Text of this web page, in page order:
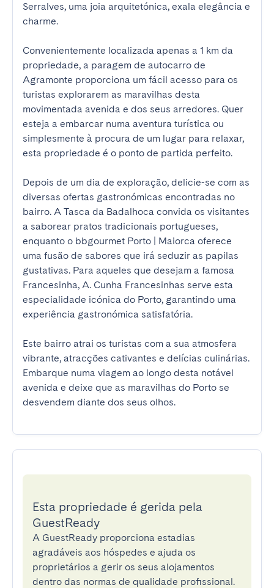
Serralves, uma joia arquitetónica, exala elegância e
charme.
Convenientemente localizada apenas a 1 km da
propriedade, a paragem de autocarro de
Agramonte proporciona um fácil acesso para os
turistas explorarem as maravilhas desta
movimentada avenida e dos seus arredores. Quer
esteja a embarcar numa aventura turística ou
simplesmente à procura de um lugar para relaxar,
esta propriedade é o ponto de partida perfeito.
Depois de um dia de exploração, delicie-se com as
diversas ofertas gastronómicas encontradas no
bairro. A Tasca da Badalhoca convida os visitantes
a saborear pratos tradicionais portugueses,
enquanto o bbgourmet Porto | Maiorca oferece
uma fusão de sabores que irá seduzir as papilas
gustativas. Para aqueles que desejam a famosa
Francesinha, A. Cunha Francesinhas serve esta
especialidade icónica do Porto, garantindo uma
experiência gastronómica satisfatória.
Este bairro atrai os turistas com a sua atmosfera
vibrante, atracções cativantes e delícias culinárias.
Embarque numa viagem ao longo desta notável
avenida e deixe que as maravilhas do Porto se
desvendem diante dos seus olhos.
Esta propriedade é gerida pela
GuestReady
A GuestReady proporciona estadias
agradáveis aos hóspedes e ajuda os
proprietários a gerir os seus alojamentos
dentro das normas de qualidade profissional.